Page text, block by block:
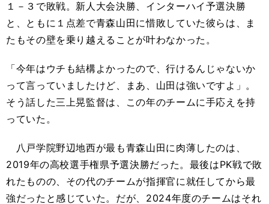
１－３で敗戦。新人大会決勝、インターハイ予選決勝
と、ともに１点差で青森山田に惜敗していた彼らは、ま
たもその壁を乗り越えることが叶わなかった。
「今年はウチも結構よかったので、行けるんじゃないか
って言っていましたけど、まあ、山田は強いですよ」。
そう話した三上晃監督は、この年のチームに手応えを持
っていた。
八戸学院野辺地西が最も青森山田に肉薄したのは、
2019年の高校選手権県予選決勝だった。最後はPK戦で敗
れたものの、その代のチームが指揮官に就任してから最
強だったと感じていた。だが、2024年度のチームはそれ